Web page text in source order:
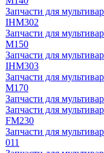
Запчасти для
IHM302
Запчасти для
M150
Запчасти для
IHM303
Запчасти для
M170
Запчасти для
Запчасти для
FM230
Запчасти для
011